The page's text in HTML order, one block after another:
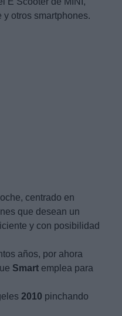
otros smartphones.
centrado en
que desean un
y con posibilidad
años, por ahora
Smart emplea para
2010 pinchando